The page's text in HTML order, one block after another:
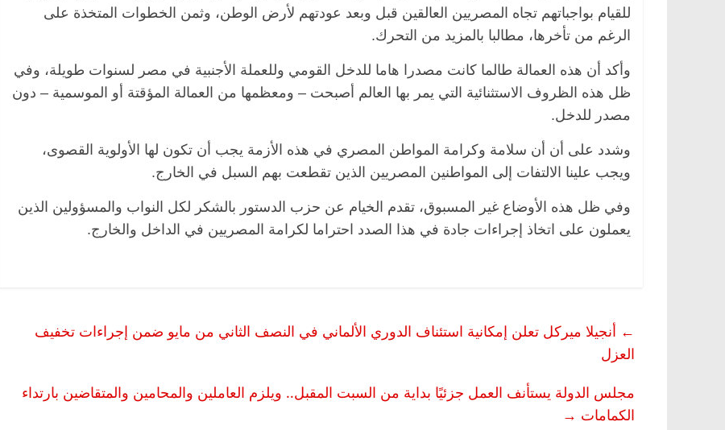
للقيام بواجباتهم تجاه المصريين العالقين قبل وبعد عودتهم لأرض الوطن، وثمن الخطوات المتخذة على
الرغم من تأخرها، مطالبا بالمزيد من التحرك.
وأكد أن هذه العمالة طالما كانت مصدرا هاما للدخل القومي وللعملة الأجنبية في مصر لسنوات طويلة، وفي
ظل هذه الظروف الاستثنائية التي يمر بها العالم أصبحت – ومعظمها من العمالة المؤقتة أو الموسمية – دون
مصدر للدخل.
وشدد على أن أن سلامة وكرامة المواطن المصري في هذه الأزمة يجب أن تكون لها الأولوية القصوى،
ويجب علينا الالتفات إلى المواطنين المصريين الذين تقطعت بهم السبل في الخارج.
وفي ظل هذه الأوضاع غير المسبوق، تقدم الخيام عن حزب الدستور بالشكر لكل النواب والمسؤولين الذين
يعملون على اتخاذ إجراءات جادة في هذا الصدد احتراما لكرامة المصريين في الداخل والخارج.
← أنجيلا ميركل تعلن إمكانية استئناف الدوري الألماني في النصف الثاني من مايو ضمن إجراءات تخفيف
العزل
مجلس الدولة يستأنف العمل جزئيًا بداية من السبت المقبل.. ويلزم العاملين والمحامين والمتقاضين بارتداء
الكمامات →